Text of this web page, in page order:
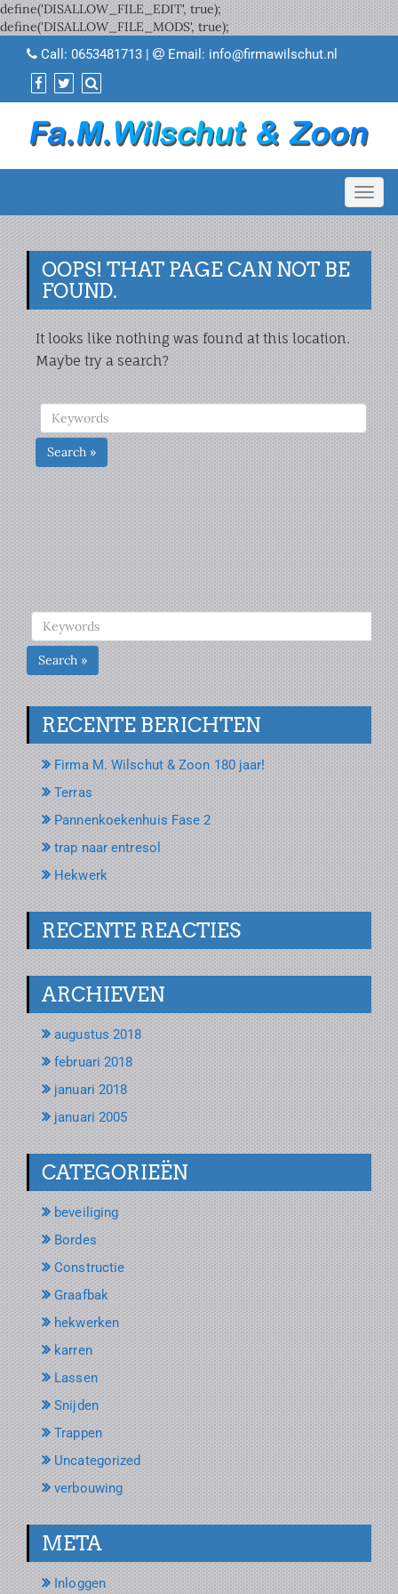
define('DISALLOW_FILE_EDIT', true);
define('DISALLOW_FILE_MODS', true);
Call: 0653481713 | Email: info@firmawilschut.nl
OOPS! THAT PAGE CAN NOT BE
FOUND.
It looks like nothing was found at this location.
Maybe try a search?
Search »
Search »
RECENTE BERICHTEN
Firma M. Wilschut & Zoon 180 jaar!
Terras
Pannenkoekenhuis Fase 2
trap naar entresol
Hekwerk
RECENTE REACTIES
ARCHIEVEN
augustus 2018
februari 2018
januari 2018
januari 2005
CATEGORIEËN
beveiliging
Bordes
Constructie
Graafbak
hekwerken
karren
Lassen
Snijden
Trappen
Uncategorized
verbouwing
META
Inloggen